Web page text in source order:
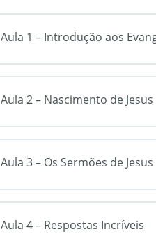
Aula 1 – Introdução aos
Aula 2 – Nascimento de Jesus
Aula 3 – Os Sermões de Jesus
Aula 4 – Respostas Incríveis